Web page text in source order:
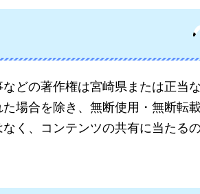
どの著作権は宮崎県または正当
場合を除き、無断使用・無断転
く、コンテンツの共有に当たる